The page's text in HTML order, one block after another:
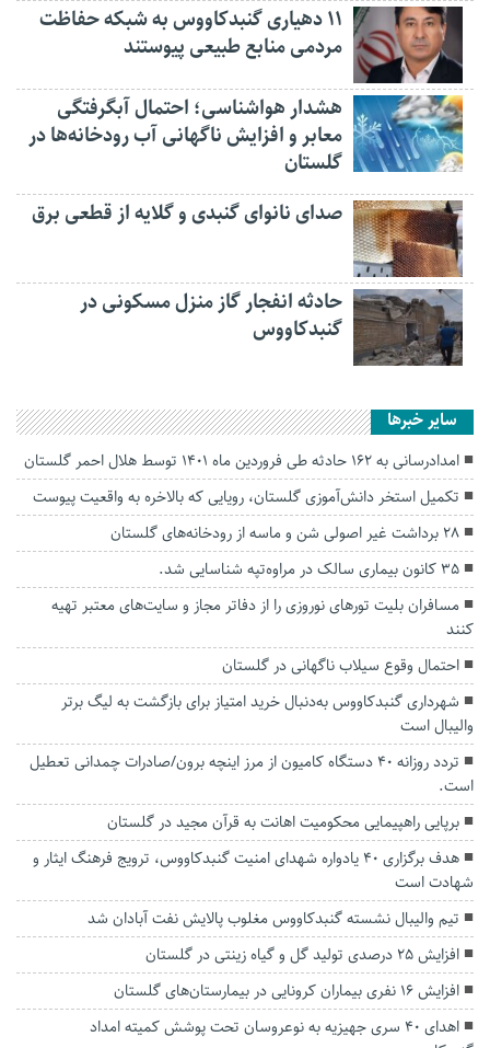
۱۱ دهیاری گنبدکاووس به شبکه حفاظت
مردمی منابع طبیعی پیوستند
هشدار هواشناسی؛ احتمال آبگرفتگی
معابر و افزایش ناگهانی آب رودخانه‌ها در
گلستان
صدای نانوای گنبدی و گلایه از قطعی برق
حادثه انفجار گاز منزل مسکونی در
گنبدکاووس
سایر خبرها
امدادرسانی به ۱۶۲ حادثه طی فروردین ماه ۱۴۰۱ توسط هلال احمر گلستان
تکمیل استخر دانش‌آموزی گلستان، رویایی که بالاخره به واقعیت پیوست
۲۸ برداشت غیر اصولی شن و ماسه از رودخانه‌های گلستان
۳۵ کانون بیماری سالک در مراوه‌تپه شناسایی شد.
مسافران بلیت تورهای نوروزی را از دفاتر مجاز و سایت‌های معتبر تهیه
کنند
احتمال وقوع سیلاب ناگهانی در گلستان
شهرداری گنبدکاووس به‌دنبال خرید امتیاز برای بازگشت به لیگ برتر
والیبال است
تردد روزانه ۴۰ دستگاه کامیون از مرز اینچه برون/صادرات چمدانی تعطیل
است.
برپایی راهپیمایی محکومیت اهانت به قرآن مجید در گلستان
هدف برگزاری ۴۰ یادواره شهدای امنیت گنبدکاووس، ترویج فرهنگ ایثار و
شهادت است
تیم والیبال نشسته گنبدکاووس مغلوب پالایش نفت آبادان شد
افزایش ۲۵ درصدی تولید گل و گیاه زینتی در گلستان
افزایش ۱۶ نفری بیماران کرونایی در بیمارستان‌های گلستان
اهدای ۴٠ سری جهیزیه به نوعروسان تحت پوشش کمیته امداد